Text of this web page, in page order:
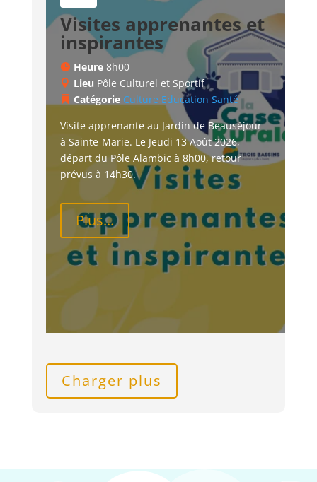
Visites apprenantes et
inspirantes
Heure 8h00
Lieu Pôle Culturel et Sportif
Catégorie Culture Education Santé
Visite apprenante au Jardin de Beauséjour
à Sainte-Marie. Le Jeudi 13 Août 2026,
départ du Pôle Alambic à 8h00, retour
prévus à 14h30.
Plus...
Charger plus